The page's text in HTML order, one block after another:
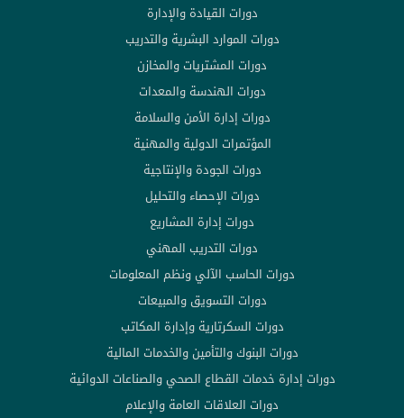
دورات القيادة والإدارة
دورات الموارد البشرية والتدريب
دورات المشتريات والمخازن
دورات الهندسة والمعدات
دورات إدارة الأمن والسلامة
المؤتمرات الدولية والمهنية
دورات الجودة والإنتاجية
دورات الإحصاء والتحليل
دورات إدارة المشاريع
دورات التدريب المهني
دورات الحاسب الآلي ونظم المعلومات
دورات التسويق والمبيعات
دورات السكرتارية وإدارة المكاتب
دورات البنوك والتأمين والخدمات المالية
دورات إدارة خدمات القطاع الصحي والصناعات الدوائية
دورات العلاقات العامة والإعلام